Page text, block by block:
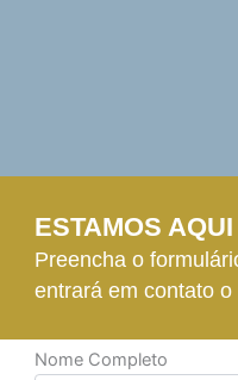
ESTAMOS
Preencha o
entrará em contato
Nome Completo